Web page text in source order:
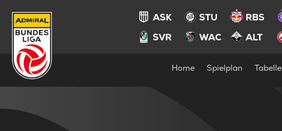
ASK STU RBS
SVR
WAC ALT
Home Spielplan Tabelle